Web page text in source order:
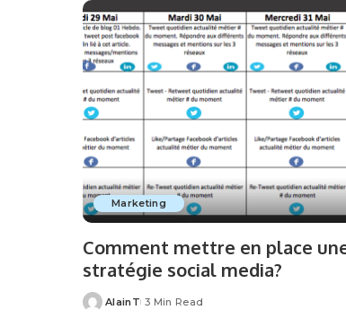
Marketing
Comment mettre en place
stratégie social media?
Posted
AlainT 3 Min Read